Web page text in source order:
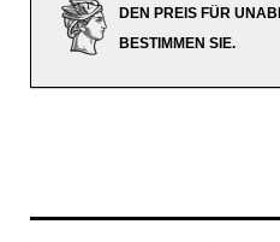
DEN PREIS FÜR
BESTIMMEN SIE.